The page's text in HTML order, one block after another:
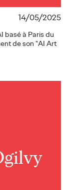
14/05/2025
basé à Paris du
de son "AI Art